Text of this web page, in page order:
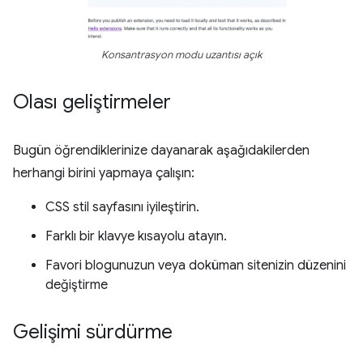
Konsantrasyon modu uzantısı açık
Olası geliştirmeler
Bugün öğrendiklerinize dayanarak aşağıdakilerden
herhangi birini yapmaya çalışın:
CSS stil sayfasını iyileştirin.
Farklı bir klavye kısayolu atayın.
Favori blogunuzun veya doküman sitenizin düzenini
değiştirme
Gelişimi sürdürme